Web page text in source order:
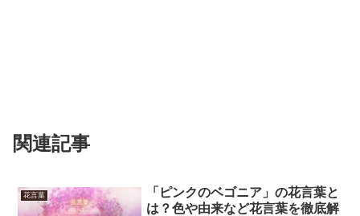
関連記事
花言葉
「ピンクのベゴニア」の花言葉と
は？色や由来など花言葉を徹底解